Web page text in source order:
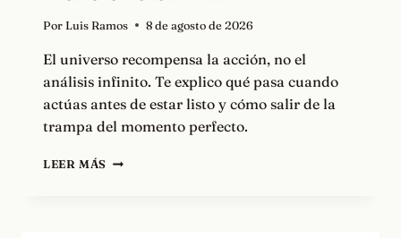
Por Luis Ramos 8 de agosto de 2026
El universo recompensa la acción, no el
análisis infinito. Te explico qué pasa cuando
actúas antes de estar listo y cómo salir de la
trampa del momento perfecto.
LEER MÁS PASA